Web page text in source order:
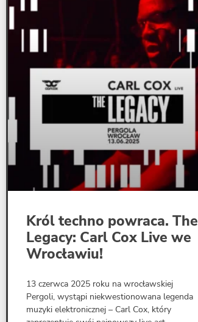
Król techno powraca. The
Legacy: Carl Cox Live we
Wrocławiu!
13 czerwca 2025 roku na wrocławskiej
Pergoli, wystąpi niekwestionowana legenda
muzyki elektronicznej – Carl Cox, który